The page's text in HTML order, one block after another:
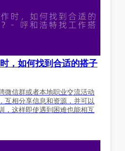
，如何找到合适的搭子
微信群或者本地职业交流活动
互相分享信息和资源，并可以
，这样即使遇到困难也能相互